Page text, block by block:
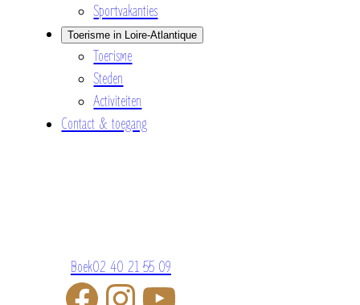
Sportvakanties
Toerisme in Loire-Atlantique
Toerisme
Steden
Activiteiten
Contact & toegang
Boek02 40 21 55 09